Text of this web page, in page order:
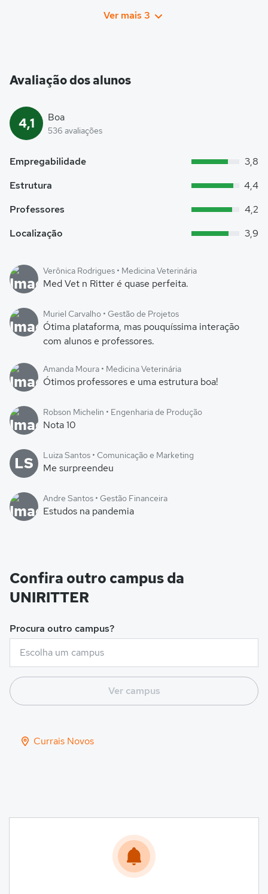
Ver mais 3
Avaliação dos alunos
4,1 Boa
536 avaliações
Empregabilidade
3,8
Estrutura
4,4
Professores
4,2
Localização
3,9
Verônica Rodrigues • Medicina Veterinária
Med Vet n Ritter é quase perfeita.
Muriel Carvalho • Gestão de Projetos
Ótima plataforma, mas pouquíssima interação
com alunos e professores.
Amanda Moura • Medicina Veterinária
Ótimos professores e uma estrutura boa!
Robson Michelin • Engenharia de Produção
Nota 10
LS Luiza Santos • Comunicação e Marketing
Me surpreendeu
Andre Santos • Gestão Financeira
Estudos na pandemia
Confira outro campus da
UNIRITTER
Procura outro campus?
Ver campus
Currais Novos